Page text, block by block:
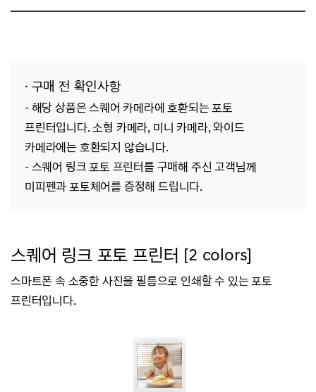
· 구매 전 확인사항
- 해당 상품은 스퀘어 카메라에 호환되는 포토
프린터입니다. 소형 카메라, 미니 카메라, 와이드
카메라에는 호환되지 않습니다.
- 스퀘어 링크 포토 프린터를 구매해 주신 고객님께
미피펜과 포토체어를 증정해 드립니다.
스퀘어 링크 포토 프린터 [2 colors]
스마트폰 속 소중한 사진을 필름으로 인쇄할 수 있는 포토
프린터입니다.